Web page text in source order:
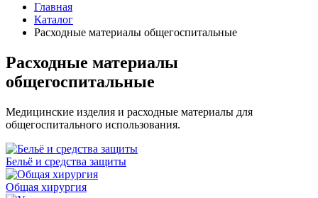
Главная
Каталог
Расходные материалы общегоспитальные
Расходные материалы
общегоспитальные
Медицинские изделия и расходные материалы для
общегоспитального использования.
Бельё и средства защиты
Общая хирургия